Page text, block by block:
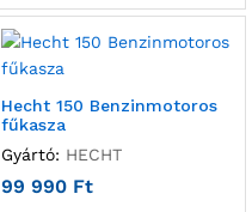
Hecht 150 Benzinmotoros
fűkasza
Gyártó: HECHT
99 990 Ft